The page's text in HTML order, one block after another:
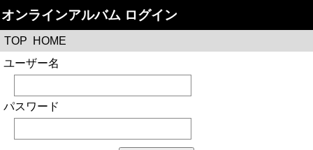
オンラインアルバム ログイン
TOP
HOME
ユーザー名
パスワード